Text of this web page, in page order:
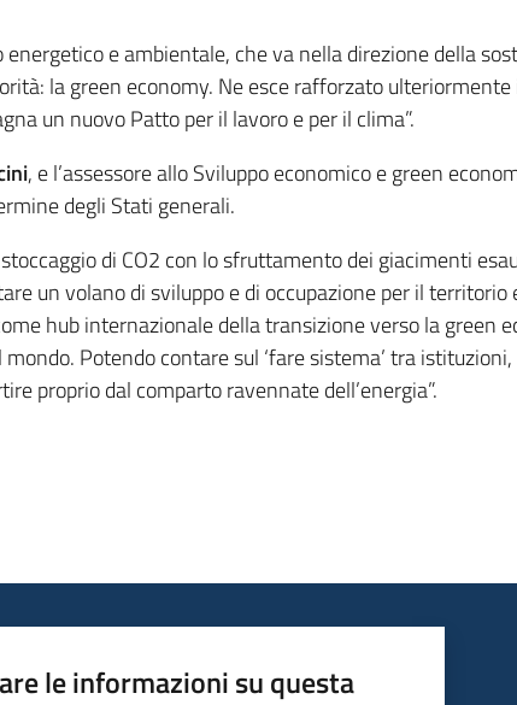
e ambientale, che va nella direzione della
la green economy. Ne esce rafforzato
un nuovo Patto per il lavoro e per il clima”.
, e l’assessore allo Sviluppo economico e green
degli Stati generali.
di CO2 con lo sfruttamento dei giacimenti
un volano di sviluppo e di occupazione per il
hub internazionale della transizione verso la green
Potendo contare sul ‘fare sistema’ tra
proprio dal comparto ravennate dell’energia”.
le informazioni su questa